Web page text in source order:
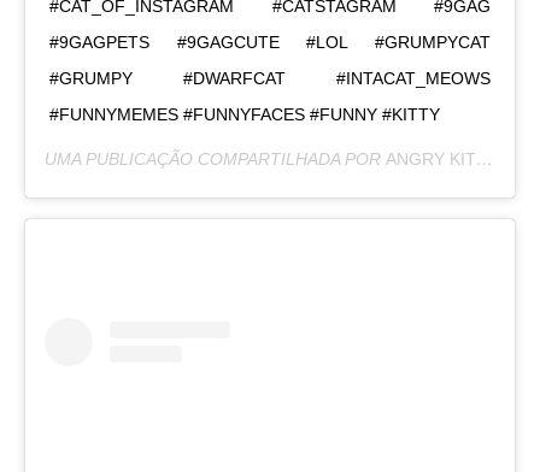
#CAT_OF_INSTAGRAM #CATSTAGRAM #9GAG
#9GAGPETS #9GAGCUTE #LOL #GRUMPYCAT
#GRUMPY #DWARFCAT #INTACAT_MEOWS
#FUNNYMEMES #FUNNYFACES #FUNNY #KITTY
UMA PUBLICAÇÃO COMPARTILHADA POR ANGRY KITZIA